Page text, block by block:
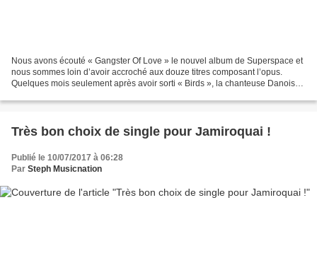
Nous avons écouté « Gangster Of Love » le nouvel album de Superspace et
nous sommes loin d’avoir accroché aux douze titres composant l’opus.
Quelques mois seulement après avoir sorti « Birds », la chanteuse Danoise
Très bon choix de single pour Jamiroquai !
Publié le 10/07/2017 à 06:28
Par Steph Musicnation